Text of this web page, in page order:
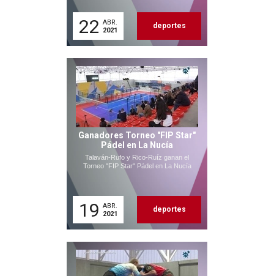
22 ABR.
2021
deportes
Ganadores Torneo "FIP Star"
Pádel en La Nucía
Talaván-Rufo y Rico-Ruíz ganan el
Torneo "FIP Star" Pádel en La Nucía
19 ABR.
2021
deportes